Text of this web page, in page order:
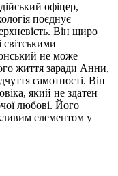
офіцер,
поєднує
Він щиро
не може
життя заради Анни,
самотності. Він
який не здатен
любові. Його
елементом у